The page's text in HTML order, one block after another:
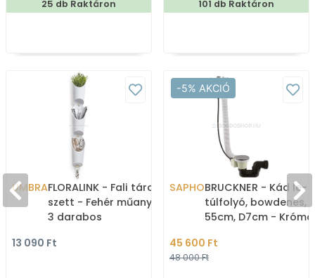
25 db Raktáron 101 db Raktáron
UMBRAFLORALINK - Fali tároló
szett - Fehér műanyag -
3 darabos
13 090 Ft
-5% AKCIÓ
SAPHOBRUCKNER - Kád le-
túlfolyó, bowdenes,
55cm, D7cm -
45 600 Ft
48 000 Ft